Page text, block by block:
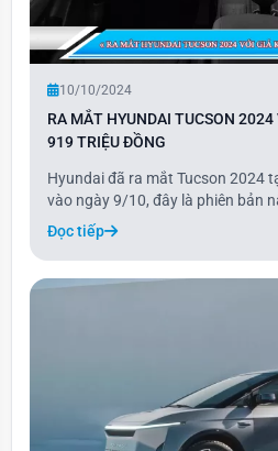
10/10/2024
RA MẮT HYUNDAI TUCSON
919 TRIỆU ĐỒNG
Hyundai đã ra mắt Tucson 2024
vào ngày 9/10, đây là phiên bản
tư. Tucson 2024 có thiết kế ngoại
tản nhiệt hầm hố hơn và các mắt
Đọc tiếp